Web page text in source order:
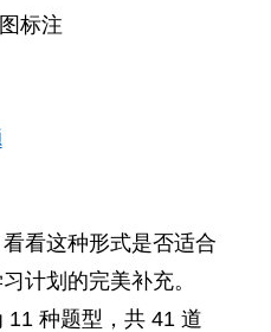
标注
看这种形式是否适合
计划的完美补充。
11 种题型，共 41 道